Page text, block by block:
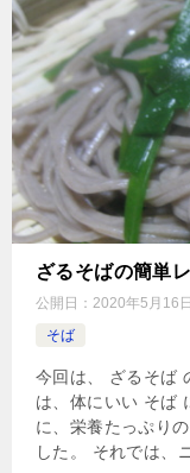
ざるそばの簡単
公開日： 2020年5月16日
そば
今回は、 ざるそば
は、体にいい そば
に、栄養たっぷり
した。 それでは、